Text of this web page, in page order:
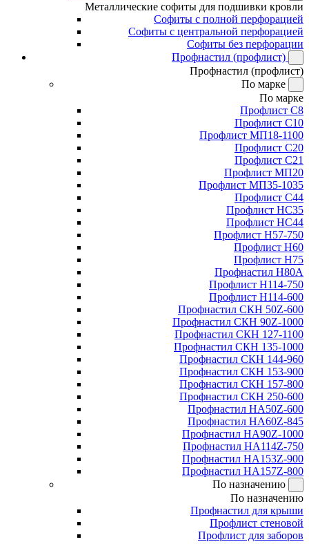
Металлические софиты для подшивки кровли
Софиты с полной перфорацией
Софиты с центральной перфорацией
Софиты без перфорации
Профнастил (профлист)
Профнастил (профлист)
По марке
По марке
Профлист С8
Профлист С10
Профлист МП18-1100
Профлист С20
Профлист С21
Профлист МП20
Профлист МП35-1035
Профлист С44
Профлист НС35
Профлист НС44
Профлист Н57-750
Профлист Н60
Профлист Н75
Профнастил Н80А
Профлист Н114-750
Профлист Н114-600
Профнастил СКН 50Z-600
Профнастил СКН 90Z-1000
Профнастил СКН 127-1100
Профнастил СКН 135-1000
Профнастил СКН 144-960
Профнастил СКН 153-900
Профнастил СКН 157-800
Профнастил СКН 250-600
Профнастил НА50Z-600
Профнастил НА60Z-845
Профнастил НА90Z-1000
Профнастил НА114Z-750
Профнастил НА153Z-900
Профнастил НА157Z-800
По назначению
По назначению
Профнастил для крыши
Профлист стеновой
Профлист для заборов